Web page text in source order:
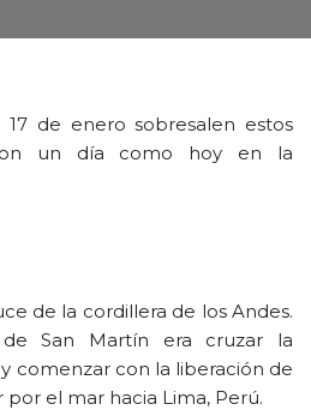
de enero sobresalen estos
un día como hoy en la
de la cordillera de los Andes.
San Martín era cruzar la
comenzar con la liberación de
por el mar hacia Lima, Perú.